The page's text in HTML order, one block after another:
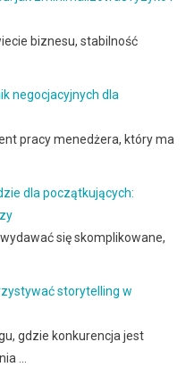
biznesu, stabilność
negocjacyjnych dla
pracy menedżera, który ma
dla początkujących:
się skomplikowane,
storytelling w
gdzie konkurencja jest
…